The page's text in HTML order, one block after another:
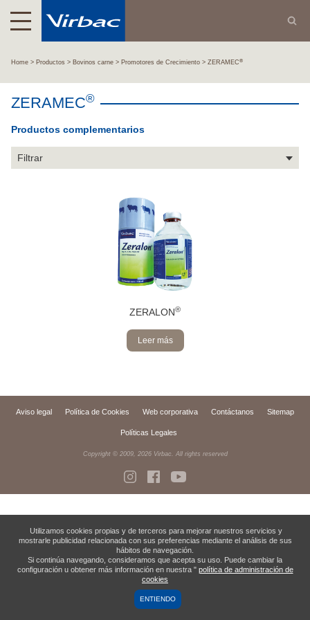
Home Productos Bovinos carne Promotores de Crecimiento ZERAMEC®
ZERAMEC®
Productos complementarios
Filtrar
ZERALON®
Leer más
Aviso legal Política de Cookies Web corporativa Contáctanos Sitemap
Políticas Legales
Copyright © 2009, 2026Virbac. All rights reserved
Utilizamos cookies propias y de terceros para mejorar nuestros servicios y
mostrarle publicidad relacionada con sus preferencias mediante el análisis de sus
hábitos de navegación.
Si continúa navegando, consideramos que acepta su uso. Puede cambiar la
configuración u obtener más información en nuestra " política de administración de
cookies
ENTIENDO